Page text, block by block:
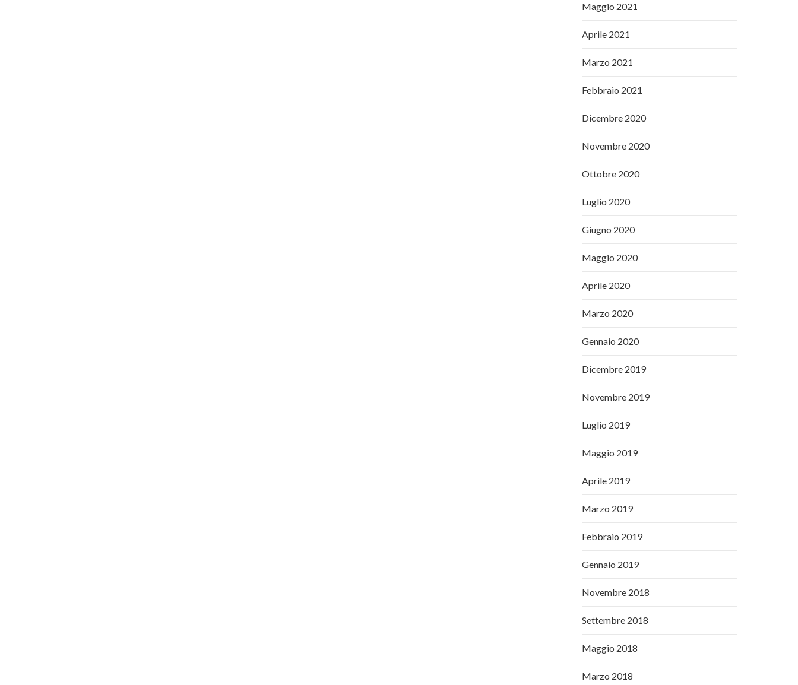
Maggio 2021
Aprile 2021
Marzo 2021
Febbraio 2021
Dicembre 2020
Novembre 2020
Ottobre 2020
Luglio 2020
Giugno 2020
Maggio 2020
Aprile 2020
Marzo 2020
Gennaio 2020
Dicembre 2019
Novembre 2019
Luglio 2019
Maggio 2019
Aprile 2019
Marzo 2019
Febbraio 2019
Gennaio 2019
Novembre 2018
Settembre 2018
Maggio 2018
Marzo 2018